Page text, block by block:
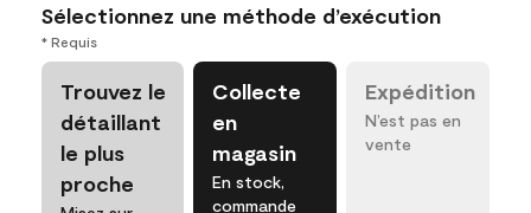
Sélectionnez une méthode d’exécution
* Requis
Trouvez le
détaillant
le plus
proche
Collecte
en
magasin
En stock,
commande
Expédition
N’est pas en
vente